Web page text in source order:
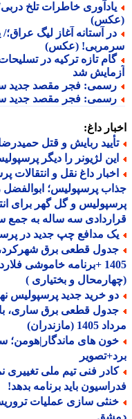
خاطرات تلخ دربی؛/
آستانه آغاز لیگ عراق؛/
(عکس)
تازه ترکیه در تسلیحات
شد
فجر مقصد جدید
فجر مقصد جدید
داغ:
ربایش و قتل حمیدرضا
لژیونر را دیگر پرسپولیسی
داغ نقل و انتقالات
پرسپولیس؛ ابوالفضل
و گل گهر برای
سه ساله به جمع
مدافع چپ جدید در
1405 +برنامه خاموشی
و بختیاری )
خرید جدید پرسپولیس
(مازندران)
های ماندگار|هومن؛
فنی تیم ملی تغییری
باید برنامه بدهد!
سازی عملیات